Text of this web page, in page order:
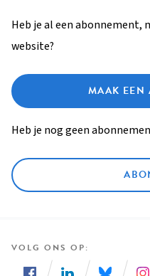
Heb je al een abonnement,
website?
MAAK EEN
Heb je nog geen
VOLG ONS OP